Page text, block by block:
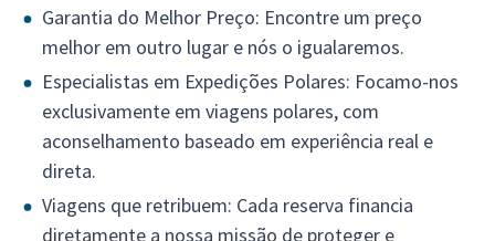
Garantia do Melhor Preço: Encontre um preço
melhor em outro lugar e nós o igualaremos.
Especialistas em Expedições Polares: Focamo-nos
exclusivamente em viagens polares, com
aconselhamento baseado em experiência real e
direta.
Viagens que retribuem: Cada reserva financia
diretamente a nossa missão de proteger e